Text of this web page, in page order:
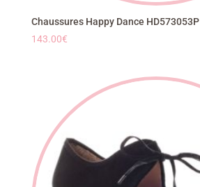
Chaussures Happy Dance HD573053P
143.00€